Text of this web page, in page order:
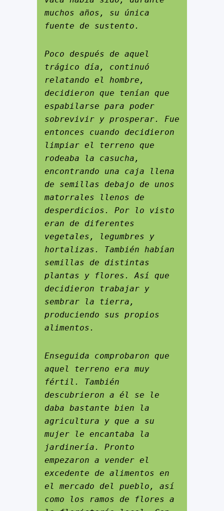
muchos años, su única
fuente de sustento.
Poco después de aquel
trágico día, continuó
relatando el hombre,
decidieron que tenían que
espabilarse para poder
sobrevivir y prosperar. Fue
entonces cuando decidieron
limpiar el terreno que
rodeaba la casucha,
encontrando una caja llena
de semillas debajo de unos
matorrales llenos de
desperdicios. Por lo visto
eran de diferentes
vegetales, legumbres y
hortalizas. También habían
semillas de distintas
plantas y flores. Así que
decidieron trabajar y
sembrar la tierra,
produciendo sus propios
alimentos.
Enseguida comprobaron que
aquel terreno era muy
fértil. También
descubrieron a él se le
daba bastante bien la
agricultura y que a su
mujer le encantaba la
jardinería. Pronto
empezaron a vender el
excedente de alimentos en
el mercado del pueblo, así
como los ramos de flores a